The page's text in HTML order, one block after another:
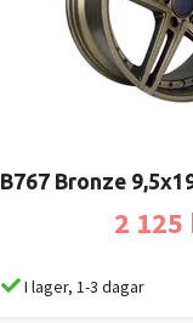
B767 Bronze
2
I lager, 1-3 dagar